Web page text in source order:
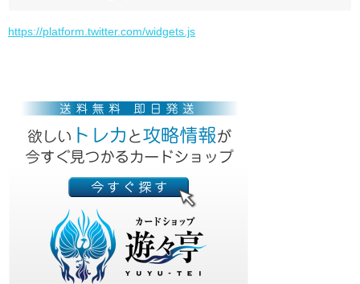
https://platform.twitter.com/widgets.js